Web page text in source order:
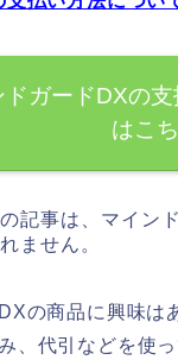
ドガードDXの
はこ
記事は、マイン
ません。
の商品に興味は
、代引などを使